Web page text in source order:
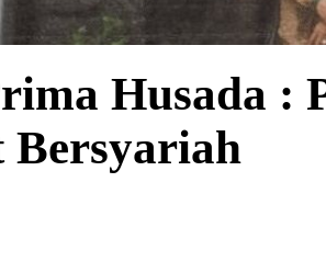
Husada :
Bersyariah